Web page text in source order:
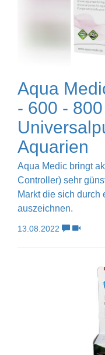
Aqua
- 600 -
Aquarien
Aqua Medic bringt
Controller) sehr
Markt die sich durch
auszeichnen.
13.08.2022